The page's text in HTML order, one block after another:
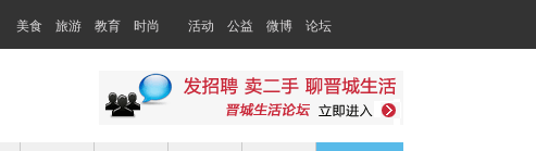
美食 旅游 教育 时尚 活动 公益 微博 论坛